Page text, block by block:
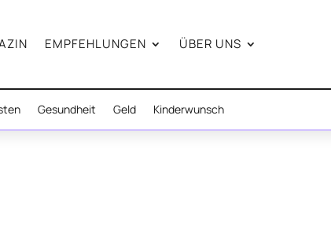
EMPFEHLUNGEN ÜBER UNS
Gesundheit Geld Kinderwunsch